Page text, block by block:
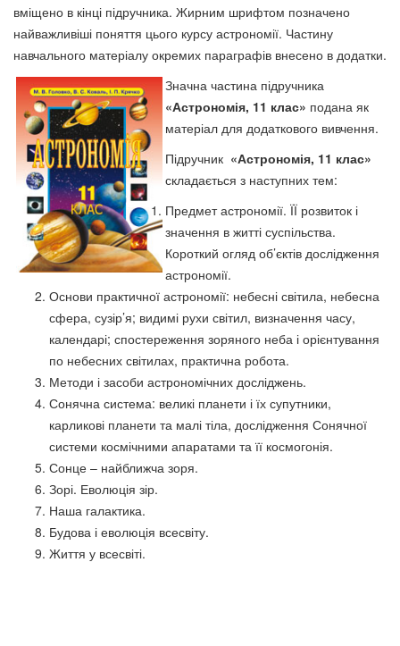
вміщено в кінці підручника. Жирним шрифтом позначено
найважливіші поняття цього курсу астрономії. Частину
навчального матеріалу окремих параграфів внесено в додатки.
Значна частина підручника
«Астрономія, 11 клас» подана як
матеріал для додаткового вивчення.
Підручник «Астрономія, 11 клас»
складається з наступних тем:
Предмет астрономії. ЇЇ розвиток і
значення в житті суспільства.
Короткий огляд об’єктів дослідження
астрономії.
Основи практичної астрономії: небесні світила, небесна
сфера, сузір’я; видимі рухи світил, визначення часу,
календарі; спостереження зоряного неба і орієнтування
по небесних світилах, практична робота.
Методи і засоби астрономічних досліджень.
Сонячна система: великі планети і їх супутники,
карликові планети та малі тіла, дослідження Сонячної
системи космічними апаратами та її космогонія.
Сонце – найближча зоря.
Зорі. Еволюція зір.
Наша галактика.
Будова і еволюція всесвіту.
Життя у всесвіті.